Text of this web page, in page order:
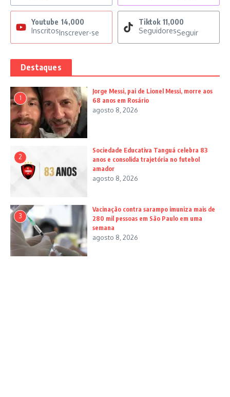
Youtube 14,000
Inscritos Inscrever-se
Tiktok 11,000
SeguidoresSeguir
Destaques
1
Jorge Messi, pai de Lionel Messi, morre aos
68 anos em Rosário
agosto 8, 2026
2
Sociedade Educativa Tanguá celebra 83
anos e consolida trajetória no futebol
amador
agosto 8, 2026
3
Vacinação contra sarampo imuniza mais de
280 mil pessoas em São Paulo em uma
semana
agosto 8, 2026